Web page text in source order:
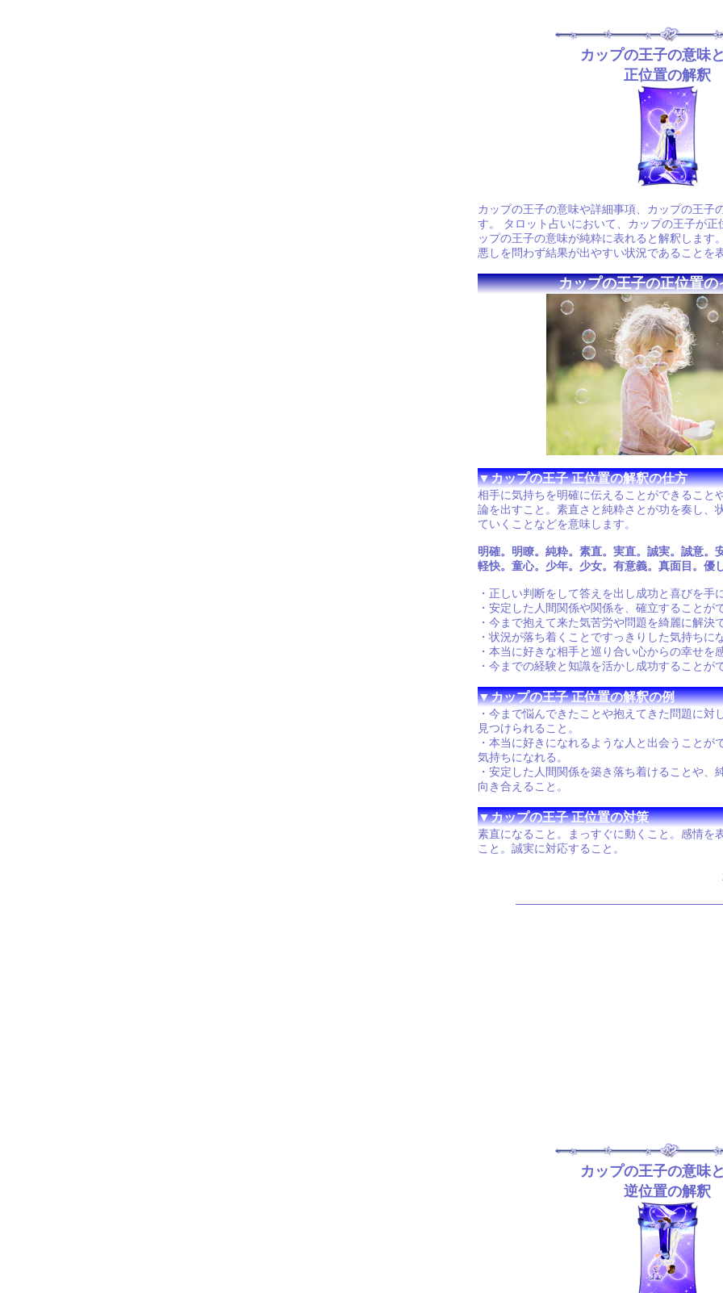
カップの王子の意味
正位置の解釈
カップの王子の意味や詳細事項、カップの王子
す。 タロット占いにおいて、カップの王子が
ップの王子の意味が純粋に表れると解釈します
悪しを問わず結果が出やすい状況であることを
カップの王子の正位置の
▼カップの王子 正位置の解釈の仕方
相手に気持ちを明確に伝えることができること
論を出すこと。素直さと純粋さとが功を奏し、
ていくことなどを意味します。
明確。明瞭。純粋。素直。実直。誠実。誠意。
軽快。童心。少年。少女。有意義。真面目。優
・正しい判断をして答えを出し成功と喜びを手
・安定した人間関係や関係を、確立することが
・今まで抱えて来た気苦労や問題を綺麗に解決
・状況が落ち着くことですっきりした気持ちに
・本当に好きな相手と巡り合い心からの幸せを
・今までの経験と知識を活かし成功することが
▼カップの王子 正位置の解釈の例
・今まで悩んできたことや抱えてきた問題に対
見つけられること。
・本当に好きになれるような人と出会うことが
気持ちになれる。
・安定した人間関係を築き落ち着けることや、
向き合えること。
▼カップの王子 正位置の対策
素直になること。まっすぐに動くこと。感情を
こと。誠実に対応すること。
カップの王子の意味
逆位置の解釈